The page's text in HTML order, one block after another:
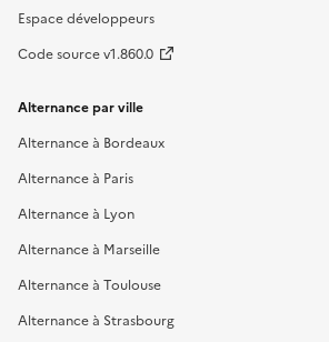
Espace développeurs
Code source v1.860.0
Alternance par ville
Alternance à Bordeaux
Alternance à Paris
Alternance à Lyon
Alternance à Marseille
Alternance à Toulouse
Alternance à Strasbourg